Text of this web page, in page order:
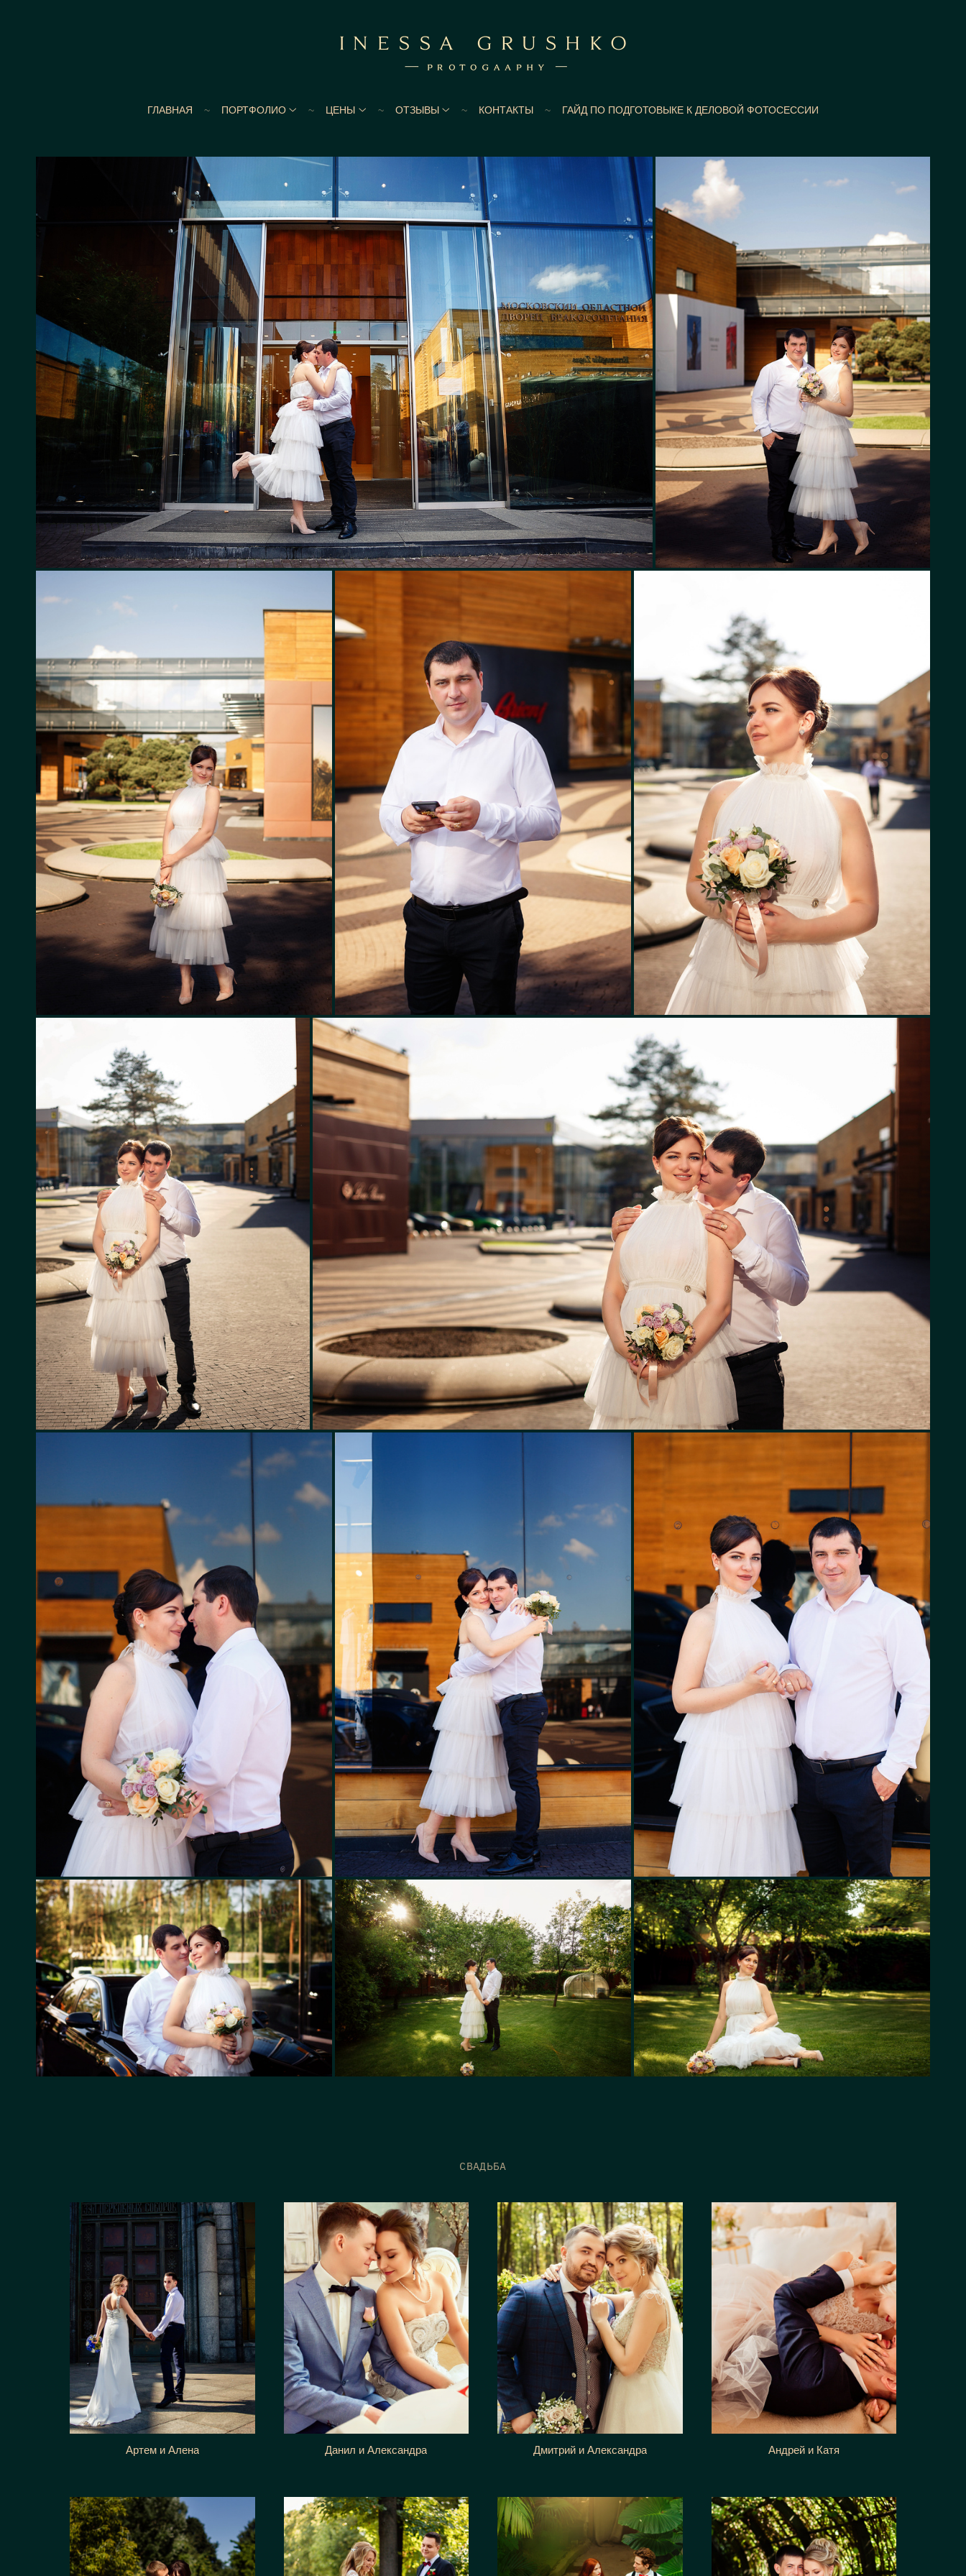
ГЛАВНАЯ ПОРТФОЛИО ЦЕНЫ ОТЗЫВЫ КОНТАКТЫ ГАЙД ПО ПОДГОТОВЫКЕ К ДЕЛОВОЙ ФОТОСЕССИИ
СВАДЬБА
Артем и Алена Данил и Александра Дмитрий и Александра Андрей и Катя